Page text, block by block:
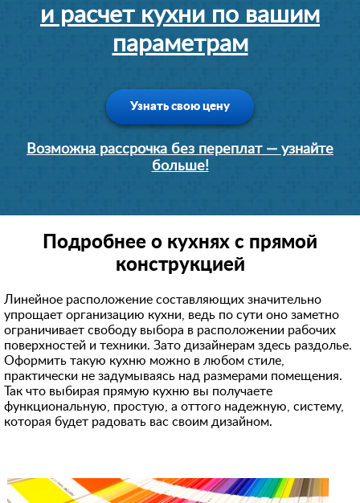
и расчет кухни по вашим
параметрам
Узнать свою цену
Возможна рассрочка без переплат — узнайте
больше!
Подробнее о кухнях с прямой
конструкцией
Линейное расположение составляющих значительно
упрощает организацию кухни, ведь по сути оно заметно
ограничивает свободу выбора в расположении рабочих
поверхностей и техники. Зато дизайнерам здесь раздолье.
Оформить такую кухню можно в любом стиле,
практически не задумываясь над размерами помещения.
Так что выбирая прямую кухню вы получаете
функциональную, простую, а оттого надежную, систему,
которая будет радовать вас своим дизайном.